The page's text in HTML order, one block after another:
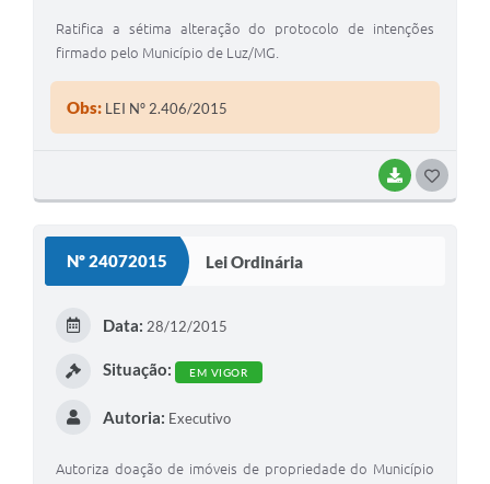
BAIXAR
Ratifica a sétima alteração do protocolo de intenções
firmado pelo Município de Luz/MG.
Obs: LEI Nº 2.406/2015
Nº 24072015 Lei Ordinária
Data: 28/12/2015
Situação: EM VIGOR
Autoria: Executivo
Autoriza doação de imóveis de propriedade do Município